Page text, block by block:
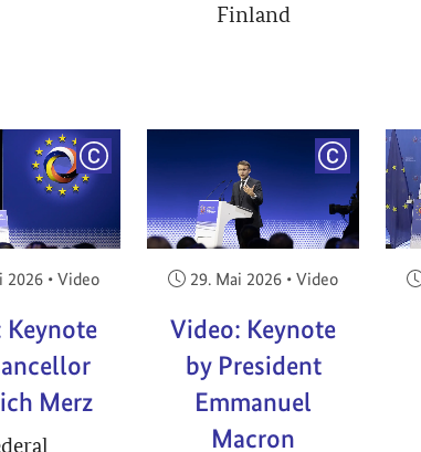
Finland
COPYRIGHT
am:
2026 • Video
Keynote
Merz
Veröffentlicht am:
29. Mai 2026 • Video
Video: Keynote
by President
Emmanuel
Macron